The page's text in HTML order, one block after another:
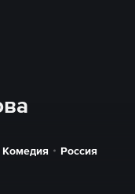
Комедия Россия